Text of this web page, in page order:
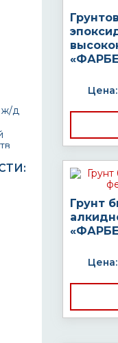
ж/д
Цена:
Грунт
Цена: